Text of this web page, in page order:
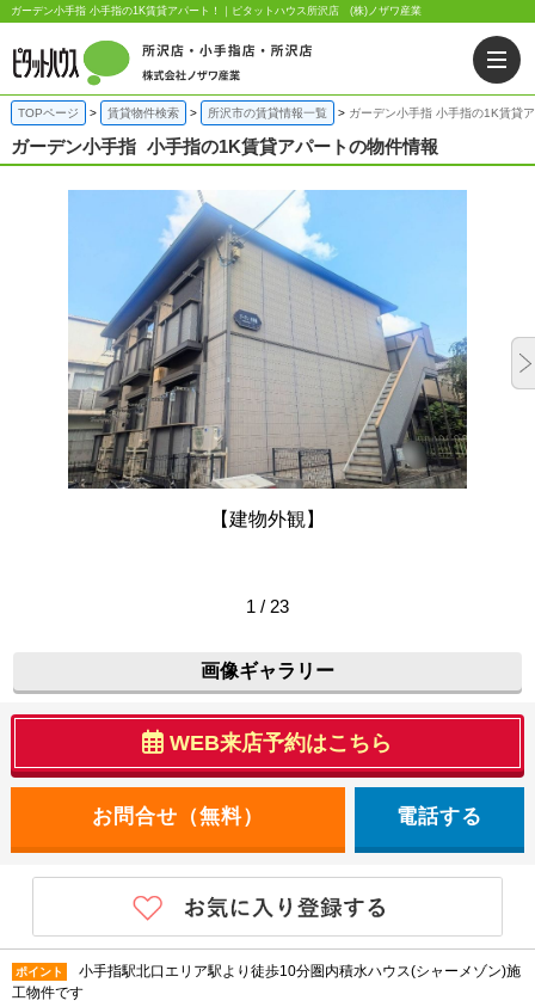
ガーデン小手指 小手指の1K賃貸アパート！｜ピタットハウス所沢店 (株)ノザワ産業
TOPページ 賃貸物件検索 所沢市の賃貸情報一覧 ガーデン小手指 小手指の1K賃貸
ガーデン小手指 小手指の1K賃貸アパートの物件情報
【建物外観】
1 / 23
画像ギャラリー
WEB来店予約はこちら
電話する
ポイント
小手指駅北口エリア駅より徒歩10分圏内積水ハウス(シャーメゾン)施
工物件です